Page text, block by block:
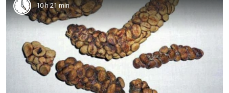
10 h 21 min